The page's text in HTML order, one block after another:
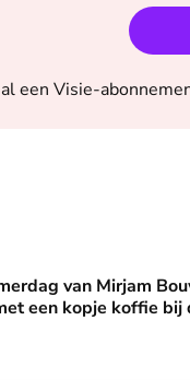
een Visie-
Bouwman eruit?
van Mirjam
een kopje koffie bij